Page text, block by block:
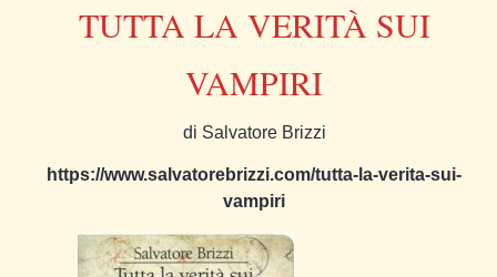
TUTTA LA VERITÀ SUI
VAMPIRI
di Salvatore Brizzi
https://www.salvatorebrizzi.com/tutta-la-verita-sui-
vampiri